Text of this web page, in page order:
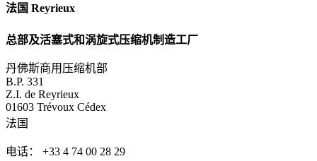
法国 Reyrieux
总部及活塞式和涡旋式压缩机制造工厂
丹佛斯商用压缩机部
B.P. 331
Z.I. de Reyrieux
01603 Trévoux Cédex
法国
电话： +33 4 74 00 28 29